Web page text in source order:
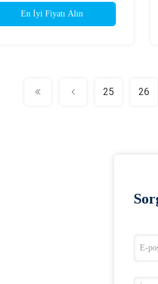
En İyi Fiyatı Alın
25 26